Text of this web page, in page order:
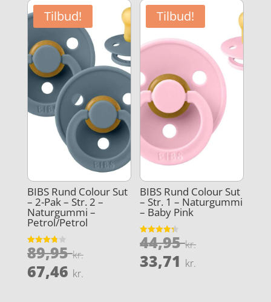
Tilbud!
BIBS Rund Colour Sut
– 2-Pak – Str. 2 –
Naturgummi –
Petrol/Petrol
Vurderet
3.8
89,95kr.Den
oprindelige
pris
67,46 kr.
Tilbud!
BIBS Rund Colour Sut
– Str. 1 – Naturgummi
– Baby Pink
Vurderet
4.3
44,95kr.Den
33,71 kr.